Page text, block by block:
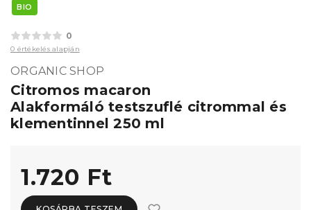
BIO
0
0 értékelés alapján
ORGANIC SHOP
Citromos macaron
Alakformáló testszuflé citrommal és
klementinnel 250 ml
1.720 Ft